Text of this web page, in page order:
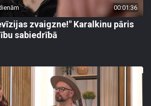
00:01:36
zvaigzne!" Karalkinu pāris
sabiedrībā